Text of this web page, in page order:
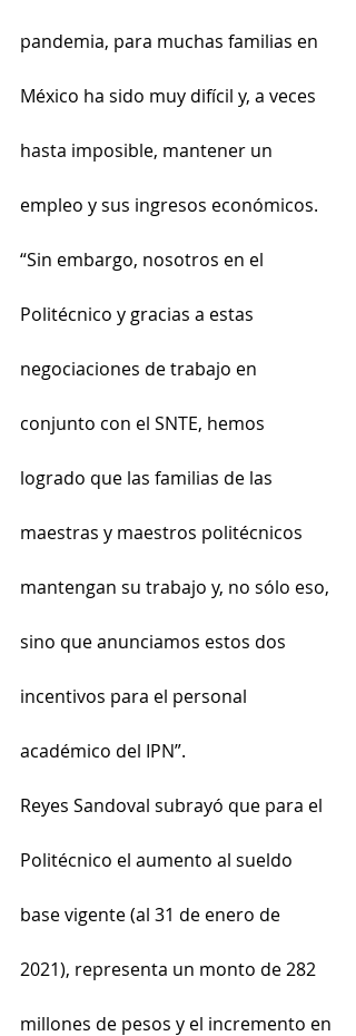
pandemia, para muchas familias en
México ha sido muy difícil y, a veces
hasta imposible, mantener un
empleo y sus ingresos económicos.
“Sin embargo, nosotros en el
Politécnico y gracias a estas
negociaciones de trabajo en
conjunto con el SNTE, hemos
logrado que las familias de las
maestras y maestros politécnicos
mantengan su trabajo y, no sólo eso,
sino que anunciamos estos dos
incentivos para el personal
académico del IPN”.
Reyes Sandoval subrayó que para el
Politécnico el aumento al sueldo
base vigente (al 31 de enero de
2021), representa un monto de 282
millones de pesos y el incremento en